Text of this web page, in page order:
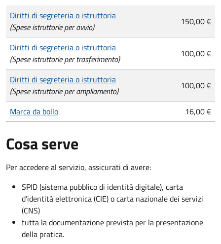
Tipo di pagamento
Importo
Diritti di segreteria o istruttoria
(Spese istruttorie per avvio)
150,00 €
Diritti di segreteria o istruttoria
(Spese istruttorie per trasferimento)
100,00 €
Diritti di segreteria o istruttoria
(Spese istruttorie per ampliamento)
100,00 €
Marca da bollo 16,00 €
Cosa serve
Per accedere al servizio, assicurati di avere:
SPID (sistema pubblico di identità digitale), carta
d’identità elettronica (CIE) o carta nazionale dei servizi
(CNS)
tutta la documentazione prevista per la presentazione
della pratica.